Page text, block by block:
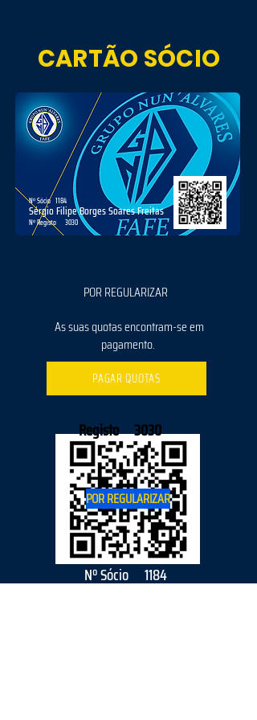
CARTÃO SÓCIO
1184
Nº Sócio
Sérgio Filipe Borges Soares Freitas
3030
Nº Registo
POR REGULARIZAR
As suas quotas encontram-se em
pagamento.
PAGAR QUOTAS
1184
Nº Sócio
Registo 3030
POR REGULARIZAR